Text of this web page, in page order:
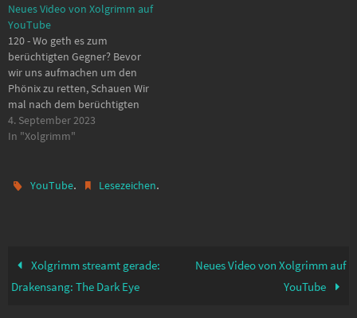
06:02 - Aschwinder 07:06 -
Merlin 10:01 - Schatzgewölbe
10:44 - Bilddiebstahl: Gemälde
gefunden, nur wohin damit…
Neues Video von Xolgrimm auf
YouTube
120 - Wo geth es zum
berüchtigten Gegner? Bevor
wir uns aufmachen um den
Phönix zu retten, Schauen Wir
mal nach dem berüchtigten
Gegner. So wie es aussieht ist
er in einer Höhle, aber wo ist
Berüchtigter Gegner aber
4. September 2023
In "Xolgrimm"
YouTube. Lesezeichen.
Xolgrimm streamt gerade:
Drakensang: The Dark Eye
Neues Video von Xolgrimm auf
YouTube